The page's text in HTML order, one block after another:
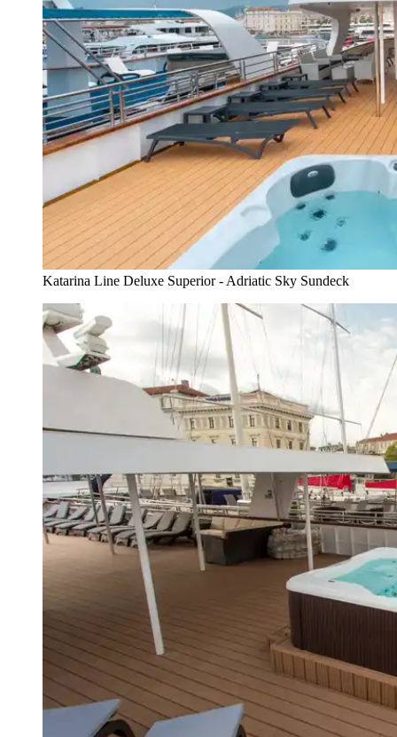
Katarina Line Deluxe Superior - Adriatic Sky Sundeck